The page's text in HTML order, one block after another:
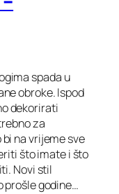
spada u
obroke. Ispod
dekorirati
za
na vrijeme sve
što imate i što
Novi stil
prošle godine…